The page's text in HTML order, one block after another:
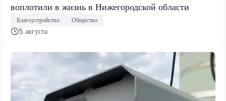
воплотили в жизнь в Нижегородской области
Благоустройство Общество
5 августа